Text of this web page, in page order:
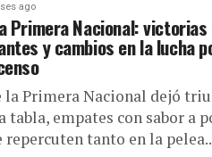
ago
Primera Nacional:
y cambios en la lucha
la Primera Nacional dejó
tabla, empates con sabor a
repercuten tanto en la